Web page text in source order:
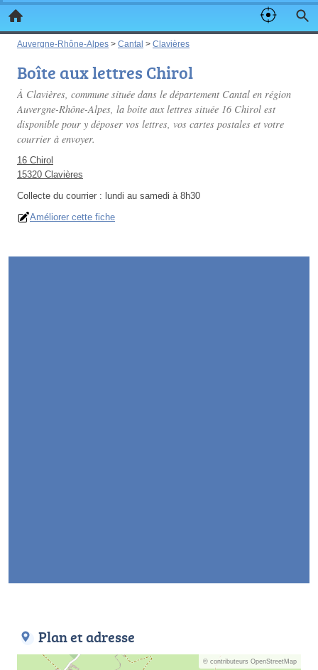
Auvergne-Rhône-Alpes > Cantal > Clavières
Boîte aux lettres Chirol
À Clavières, commune située dans le département Cantal en région
Auvergne-Rhône-Alpes, la boite aux lettres située 16 Chirol est
disponible pour y déposer vos lettres, vos cartes postales et votre
courrier à envoyer.
16 Chirol
15320 Clavières
Collecte du courrier : lundi au samedi à 8h30
Améliorer cette fiche
Plan et adresse
© contributeurs OpenStreetMap